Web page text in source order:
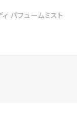
パフュームミスト